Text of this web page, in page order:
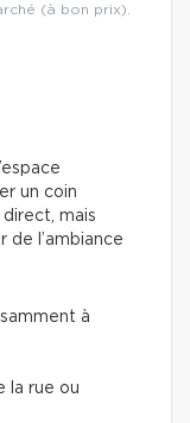
(à bon prix).
un coin
mais
l’ambiance
à
la rue ou